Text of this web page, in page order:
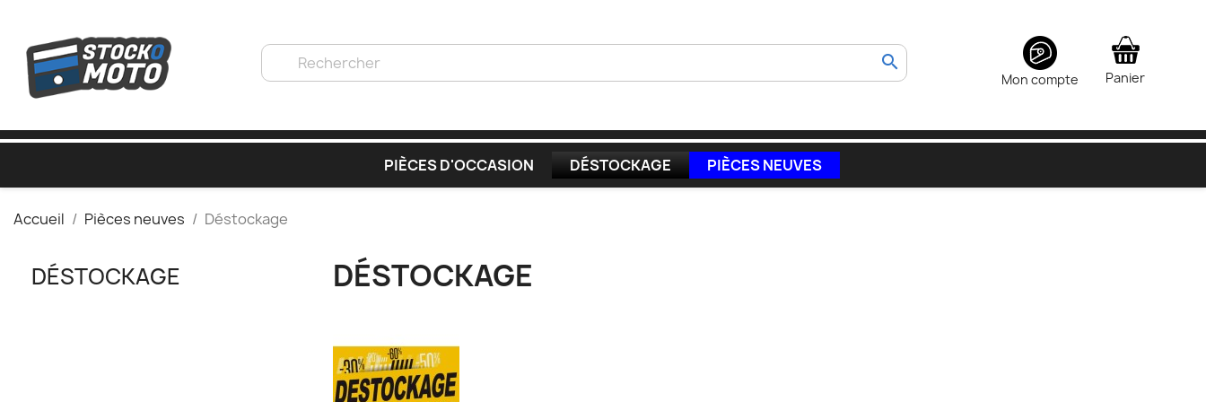
search
Mon compte Panier
PIÈCES D'OCCASION DÉSTOCKAGE PIÈCES NEUVES
Accueil Pièces neuves Déstockage
DÉSTOCKAGE DÉSTOCKAGE